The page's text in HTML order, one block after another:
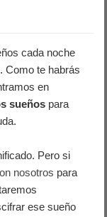
cada noche
Como te habrás
en
sueños para
Pero si
nosotros para
ese sueño